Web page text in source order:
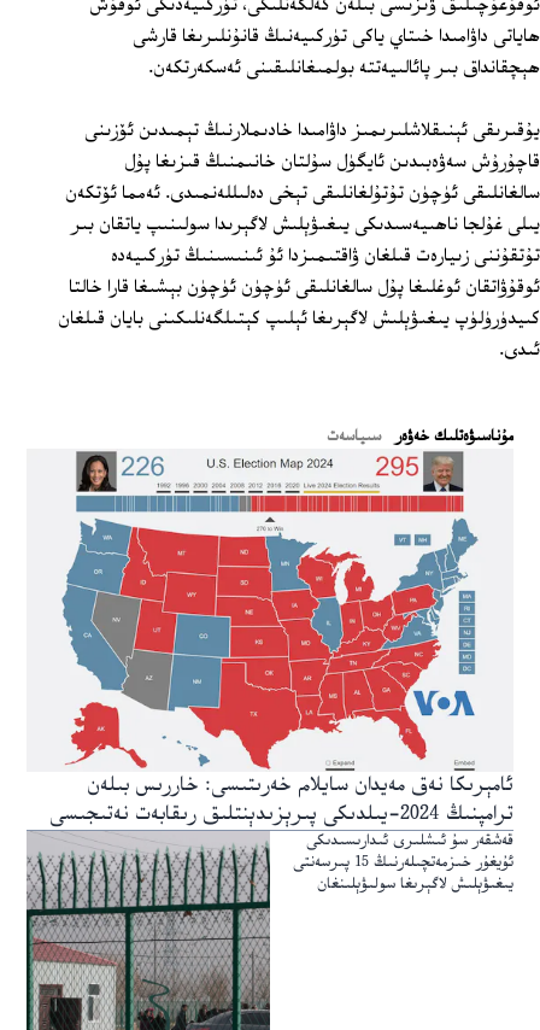
ئوقۇغۇچىلىق ۋىزىسى بىلەن كەلگەنلىكى، تۈركىيەدىكى ئوقۇش
ھاياتى داۋامىدا خىتاي ياكى تۈركىيەنىڭ قانۇنلىرىغا قارشى
ھېچقانداق بىر پائالىيەتتە بولمىغانلىقىنى ئەسكەرتكەن.
يۇقىرىقى ئېنىقلاشلىرىمىز داۋامىدا خادىملارنىڭ تېمىدىن ئۆزىنى
قاچۇرۇش سەۋەبىدىن ئايگۈل سۇلتان خانىمنىڭ قىزىغا پۇل
سالغانلىقى ئۈچۈن تۇتۇلغانلىقى تېخى دەلىللەنمىدى. ئەمما ئۆتكەن
يىلى غۇلجا ناھىيەسىدىكى يىغىۋېلىش لاگېرىدا سولىنىپ ياتقان بىر
تۇتقۇننى زىيارەت قىلغان ۋاقتىمىزدا ئۇ ئىنىسىنىڭ تۈركىيەدە
ئوقۇۋاتقان ئوغلىغا پۇل سالغانلىقى ئۈچۈن ئۈچۈن بېشىغا قارا خالتا
كىيدۈرۈلۈپ يىغىۋېلىش لاگېرىغا ئېلىپ كېتىلگەنلىكىنى بايان قىلغان
ئىدى.
ﻣﯘﻧﺎﺳﯩﯟﻩﺗﻠﯩﻚ ﺧﻪﯞﻩﺭ سىياسەت
ئامېرىكا نەق مەيدان سايلام خەرىتىسى: خاررىس بىلەن
ترامپنىڭ 2024-يىلدىكى پىرېزىدېنتلىق رىقابەت نەتىجىسى
قەشقەر سۇ ئىشلىرى ئىدارىسىدىكى
ئۇيغۇر خىزمەتچىلەرنىڭ 15 پىرسەنتى
يىغىۋېلىش لاگېرىغا سولىۋېلىنغان